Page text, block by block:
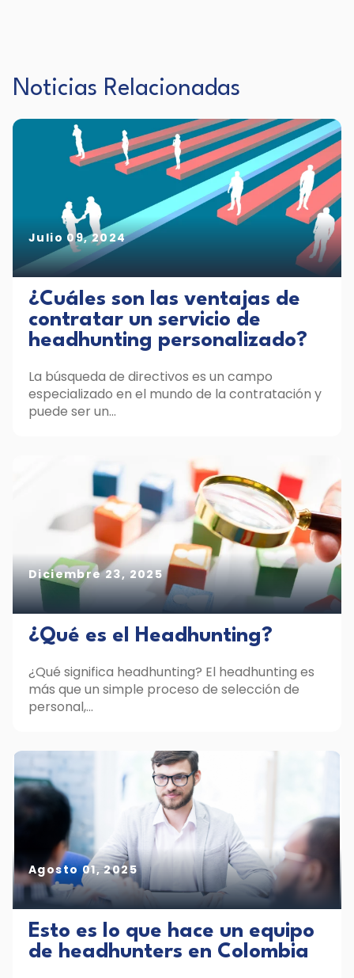
Noticias Relacionadas
Julio 09, 2024
¿Cuáles son las ventajas de
contratar un servicio de
headhunting personalizado?
La búsqueda de directivos es un campo
especializado en el mundo de la contratación y
puede ser un...
Diciembre 23, 2025
¿Qué es el Headhunting?
¿Qué significa headhunting? El headhunting es
más que un simple proceso de selección de
personal,...
Agosto 01, 2025
Esto es lo que hace un equipo
de headhunters en Colombia